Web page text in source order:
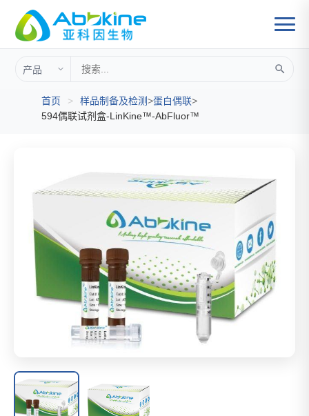
首页 > 样品制备及检测>蛋白偶联>
594偶联试剂盒-LinKine™-AbFluor™